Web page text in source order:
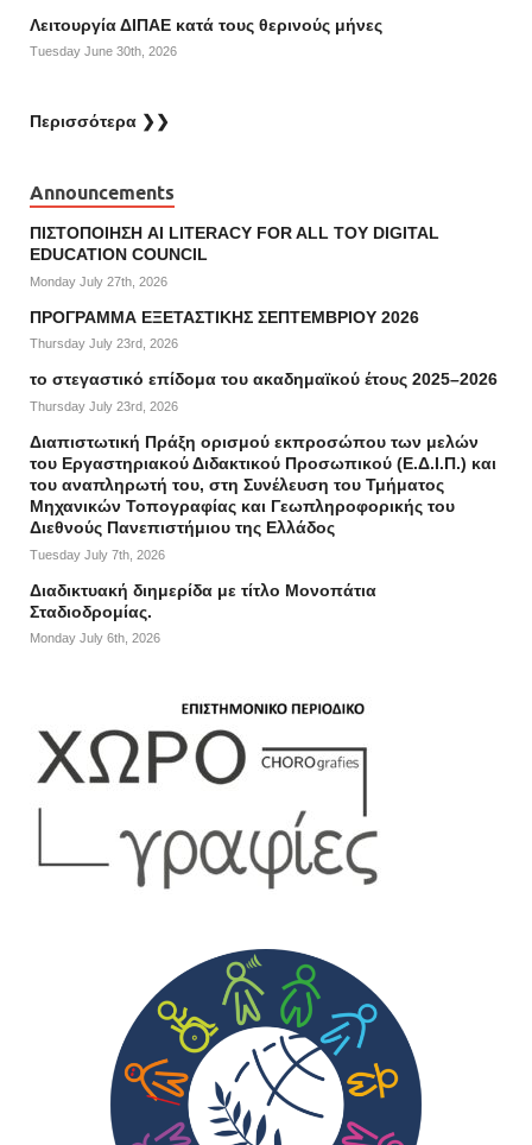
Λειτουργία ΔΙΠΑΕ κατά τους θερινούς μήνες
Tuesday June 30th, 2026
Περισσότερα ❯❯
Announcements
ΠΙΣΤΟΠΟΙΗΣΗ AI LITERACY FOR ALL ΤΟΥ DIGITAL
EDUCATION COUNCIL
Monday July 27th, 2026
ΠΡΟΓΡΑΜΜΑ ΕΞΕΤΑΣΤΙΚΗΣ ΣΕΠΤΕΜΒΡΙΟΥ 2026
Thursday July 23rd, 2026
το στεγαστικό επίδομα του ακαδημαϊκού έτους 2025–2026
Thursday July 23rd, 2026
Διαπιστωτική Πράξη ορισμού εκπροσώπου των μελών
του Εργαστηριακού Διδακτικού Προσωπικού (Ε.Δ.Ι.Π.) και
του αναπληρωτή του, στη Συνέλευση του Τμήματος
Μηχανικών Τοπογραφίας και Γεωπληροφορικής του
Διεθνούς Πανεπιστήμιου της Ελλάδος
Tuesday July 7th, 2026
Διαδικτυακή διημερίδα με τίτλο Μονοπάτια
Σταδιοδρομίας.
Monday July 6th, 2026